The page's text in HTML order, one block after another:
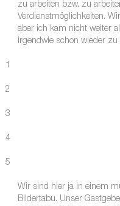
zu arbeiten bzw. zu
Verdienstmöglichkeiten.
aber ich kam nicht weiter
irgendwie schon wieder zu
1
2
3
4
5
Wir sind hier ja in einem
Bildertabu. Unser